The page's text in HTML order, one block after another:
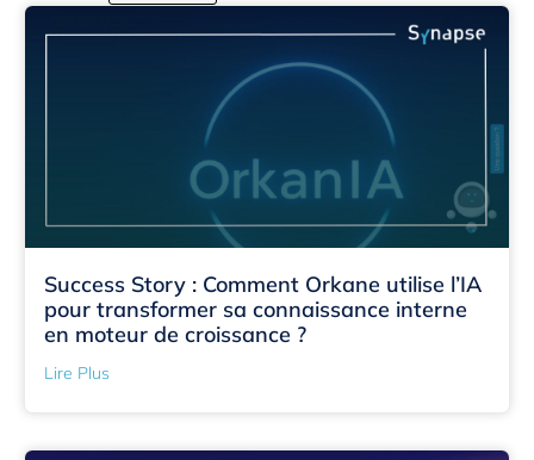
Success Story : Comment Orkane utilise l’IA
pour transformer sa connaissance interne
en moteur de croissance ?
Lire Plus